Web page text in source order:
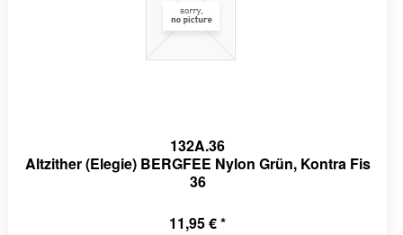
132A.36
Altzither (Elegie) BERGFEE Nylon Grün, Kontra Fis
36
11,95 € *